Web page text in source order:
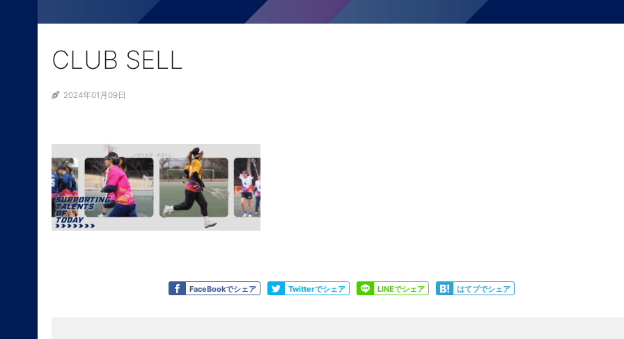
CLUB SELL
2024年01月09日
FaceBookでシェア
Like Twitterでシェア
Tweet LINEでシェア
Share はてブでシェア
Share